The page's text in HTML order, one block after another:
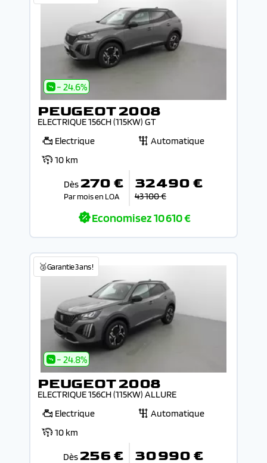
- 24.6%
PEUGEOT 2008
ELECTRIQUE 156CH (115KW) GT
Electrique
Automatique
10 km
Dès 270 €
Par mois en LOA
32 490 €
43 100 €
Economisez10 610 €
🥉Garantie 3 ans !
- 24.8%
PEUGEOT 2008
ELECTRIQUE 156CH (115KW) ALLURE
Electrique
Automatique
10 km
Dès 256 € 30 990 €